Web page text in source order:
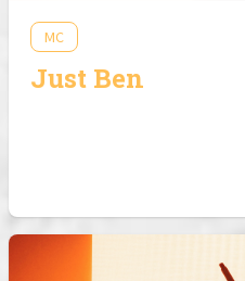
MC
Just Ben